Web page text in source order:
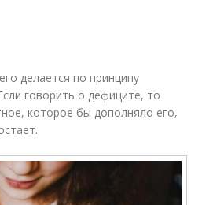
делается по принципу
говорить о дефиците, то
которое бы дополняло его,